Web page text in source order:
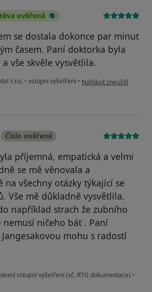
ověřená
se dostala dokonce par minut
časem. Paní doktorka byla
vše skvěle vysvětlila.
s.r.o. • vstupní vyšetření • podle názoru uživatele
Nahlásit zneužití
Číslo ověřené
příjemná, empatická a velmi
se mě věnovala a
na všechny otázky týkající se
Vše mě důkladně vysvětlila.
například strach že zubního
nemusí ničeho bát . Paní
mohu s radostí
vstupní vyšetření (vč. RTG dokumentace) •
Holub